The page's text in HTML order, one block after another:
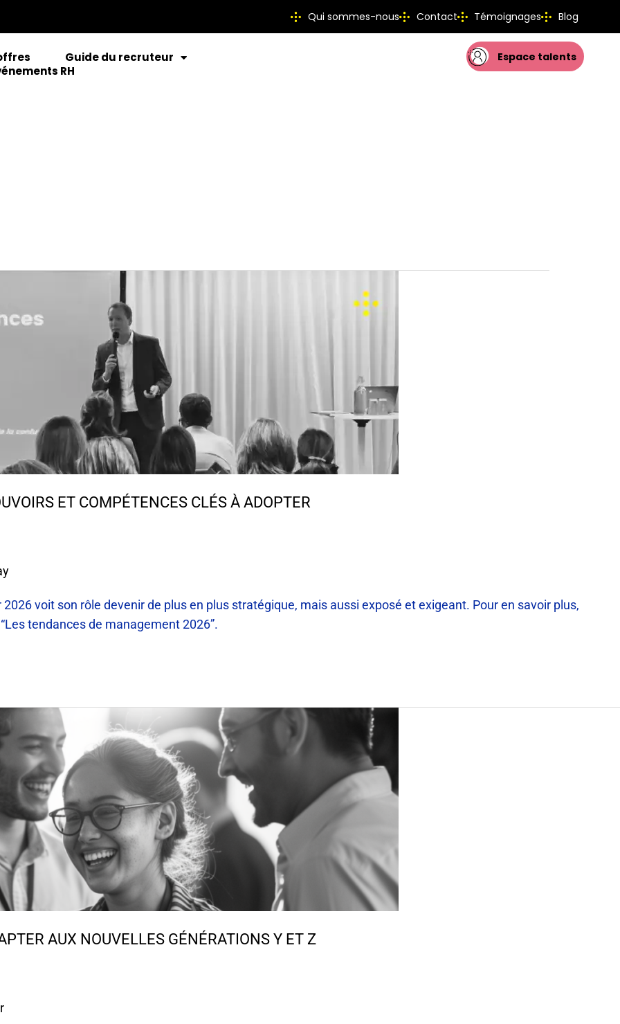
Qui sommes-nous Contact Témoignages Blog
Guide du recruteur
RH
Espace talents
ET COMPÉTENCES CLÉS À ADOPTER
voit son rôle devenir de plus en plus stratégique, mais aussi exposé et exigeant. Pour en savoir plus,
tendances de management 2026”.
AUX NOUVELLES GÉNÉRATIONS Y ET Z